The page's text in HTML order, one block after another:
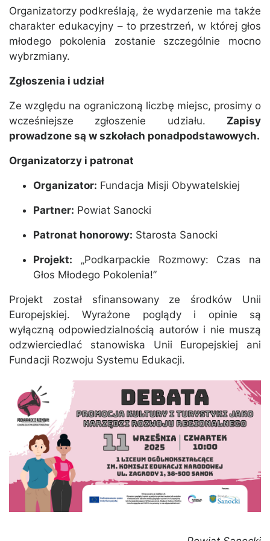
Organizatorzy podkreślają, że wydarzenie ma także
charakter edukacyjny – to przestrzeń, w której głos
młodego pokolenia zostanie szczególnie mocno
wybrzmiany.
Zgłoszenia i udział
Ze względu na ograniczoną liczbę miejsc, prosimy o
wcześniejsze zgłoszenie udziału. Zapisy
prowadzone są w szkołach ponadpodstawowych.
Organizatorzy i patronat
Organizator: Fundacja Misji Obywatelskiej
Partner: Powiat Sanocki
Patronat honorowy: Starosta Sanocki
Projekt: „Podkarpackie Rozmowy: Czas na
Głos Młodego Pokolenia!”
Projekt został sfinansowany ze środków Unii
Europejskiej. Wyrażone poglądy i opinie są
wyłączną odpowiedzialnością autorów i nie muszą
odzwierciedlać stanowiska Unii Europejskiej ani
Fundacji Rozwoju Systemu Edukacji.